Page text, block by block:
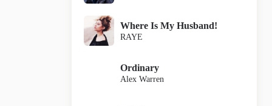
Where Is My Husband!
RAYE
Ordinary
Alex Warren